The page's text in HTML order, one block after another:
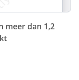
meer dan 1,2